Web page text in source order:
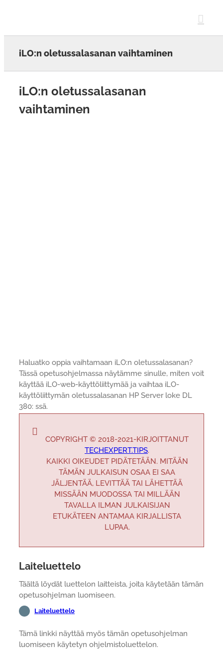
iLO:n oletussalasanan vaihtaminen
iLO:n oletussalasanan
vaihtaminen
Haluatko oppia vaihtamaan iLO:n oletussalasanan?
Tässä opetusohjelmassa näytämme sinulle, miten voit
käyttää iLO-web-käyttöliittymää ja vaihtaa iLO-
käyttöliittymän oletussalasanan HP Server loke DL
380: ssä.
COPYRIGHT © 2018-2021-KIRJOITTANUT
TECHEXPERT.TIPS.
KAIKKI OIKEUDET PIDÄTETÄÄN. MITÄÄN
TÄMÄN JULKAISUN OSAA EI SAA
JÄLJENTÄÄ, LEVITTÄÄ TAI LÄHETTÄÄ
MISSÄÄN MUODOSSA TAI MILLÄÄN
TAVALLA ILMAN JULKAISIJAN
ETUKÄTEEN ANTAMAA KIRJALLISTA
LUPAA.
Laiteluettelo
Täältä löydät luettelon laitteista, joita käytetään tämän
opetusohjelman luomiseen.
Laiteluettelo
Tämä linkki näyttää myös tämän opetusohjelman
luomiseen käytetyn ohjelmistoluettelon.